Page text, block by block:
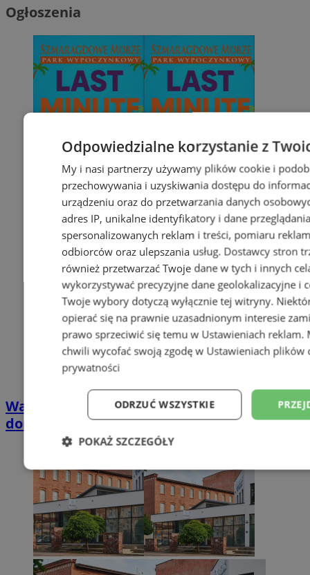
Ogłoszenia
Wakacyjny wypoczynek nad Bałtykiem w
domkach Szmaragdowe Morze
Odpowiedzialne korzystanie z
My i nasi partnerzy używamy plików cookie i
przechowywania i uzyskiwania dostępu do
urządzeniu oraz do przetwarzania danych
adres IP, unikalne identyfikatory i dane
spersonalizowanych reklam i treści, pomiaru
odbiorców oraz ulepszania usług. Dostawcy stron
również przetwarzać Twoje dane w tych i innych
wykorzystywać precyzyjne dane geolokalizacyjne i
Twoje wybory dotyczą wyłącznie tej witryny.
opierać się na prawnie uzasadnionym interesie
prawo sprzeciwić się temu w Ustawieniach reklam.
chwili wycofać swoją zgodę w Ustawieniach plików
prywatności
ODRZUĆ WSZYSTKIE
POKAŻ SZCZEGÓŁY
Niezbędne Wydajność
Niesklasyfikowane